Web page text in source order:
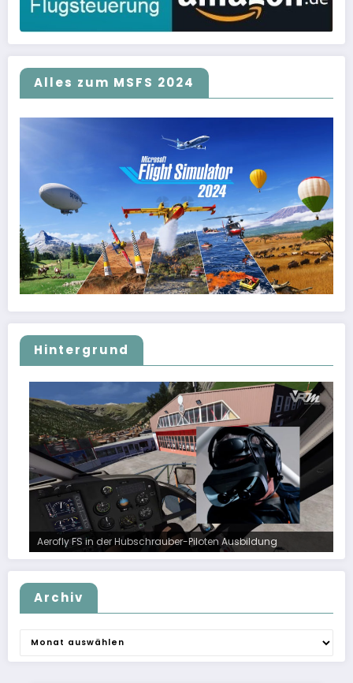
Alles zum MSFS 2024
Hintergrund
Aerofly FS in der Hubschrauber-Piloten Ausbildung
Archiv